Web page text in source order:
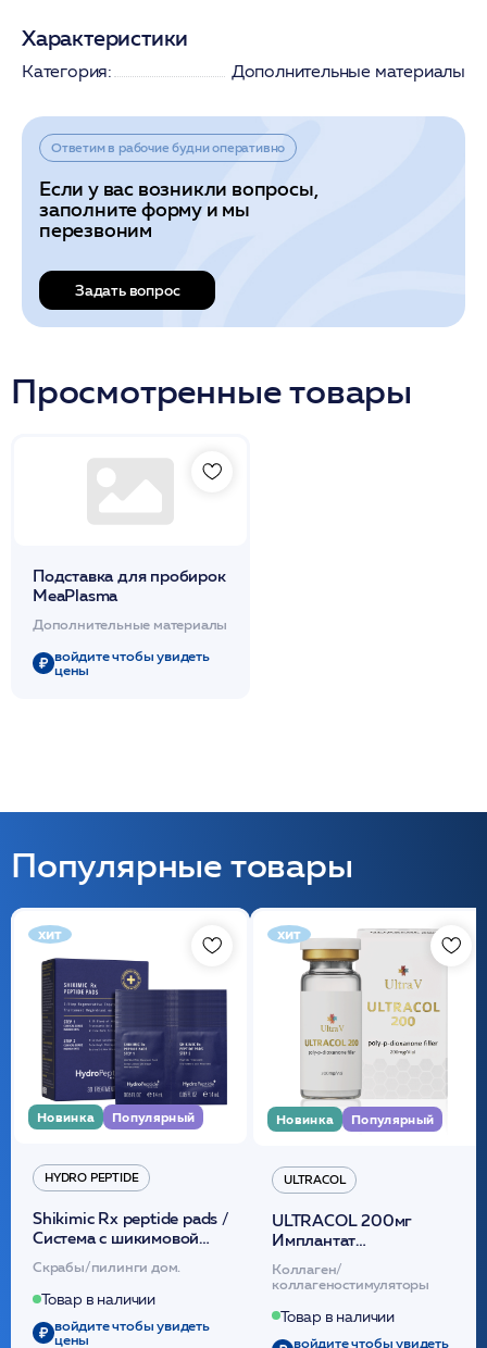
Характеристики
Категория: Дополнительные материалы
Ответим в рабочие будни оперативно
Если у вас возникли вопросы,
заполните форму и мы
перезвоним
Задать вопрос
Просмотренные товары
Подставка для пробирок
MeaPlasma
Дополнительные материалы
войдите чтобы увидеть
цены
Популярные товары
хит
Новинка Популярный
HYDRO PEPTIDE
Shikimic Rx peptide pads /
Cистема с шикимовой
кислотой обновляющая
(30шт) /HP
Скрабы/пилинги дом.
Товар в наличии
войдите чтобы увидеть
цены
хит
Новинка Популярный
ULTRACOL
ULTRACOL 200мг
Имплантат
внутридермальный,
стерильный на основе
полидиоксанона
/ULTRACOL
Коллаген/
коллагеностимуляторы
Товар в наличии
войдите чтобы увидеть